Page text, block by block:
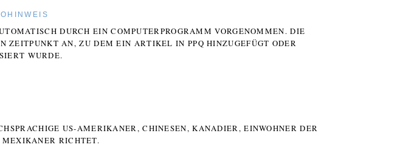
DURCH EIN COMPUTERPROGRAMM VORGENOMMEN. DIE
ZEITPUNKT AN, ZU DEM EIN ARTIKEL IN PPQ HINZUGEFÜGT ODER
WURDE.
US-AMERIKANER, CHINESEN, KANADIER, EINWOHNER DER P
RICHTET.